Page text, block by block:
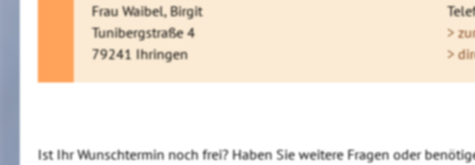
Frau Waibel, Birgit
Tunibergstraße 4
79241 Ihringen
>
>
Ist Ihr Wunschtermin noch frei? Haben Sie weitere Fragen oder